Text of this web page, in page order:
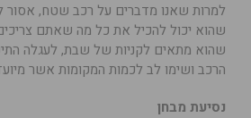
למרות שאנו מדברים על רכב שטח, אסור
שהוא יכול להכיל את כל מה שאתם
שהוא מתאים לקניות של שבת, לעגלה
הרכב ושימו לב לכמות המקומות אשר
נסיעת מבחן